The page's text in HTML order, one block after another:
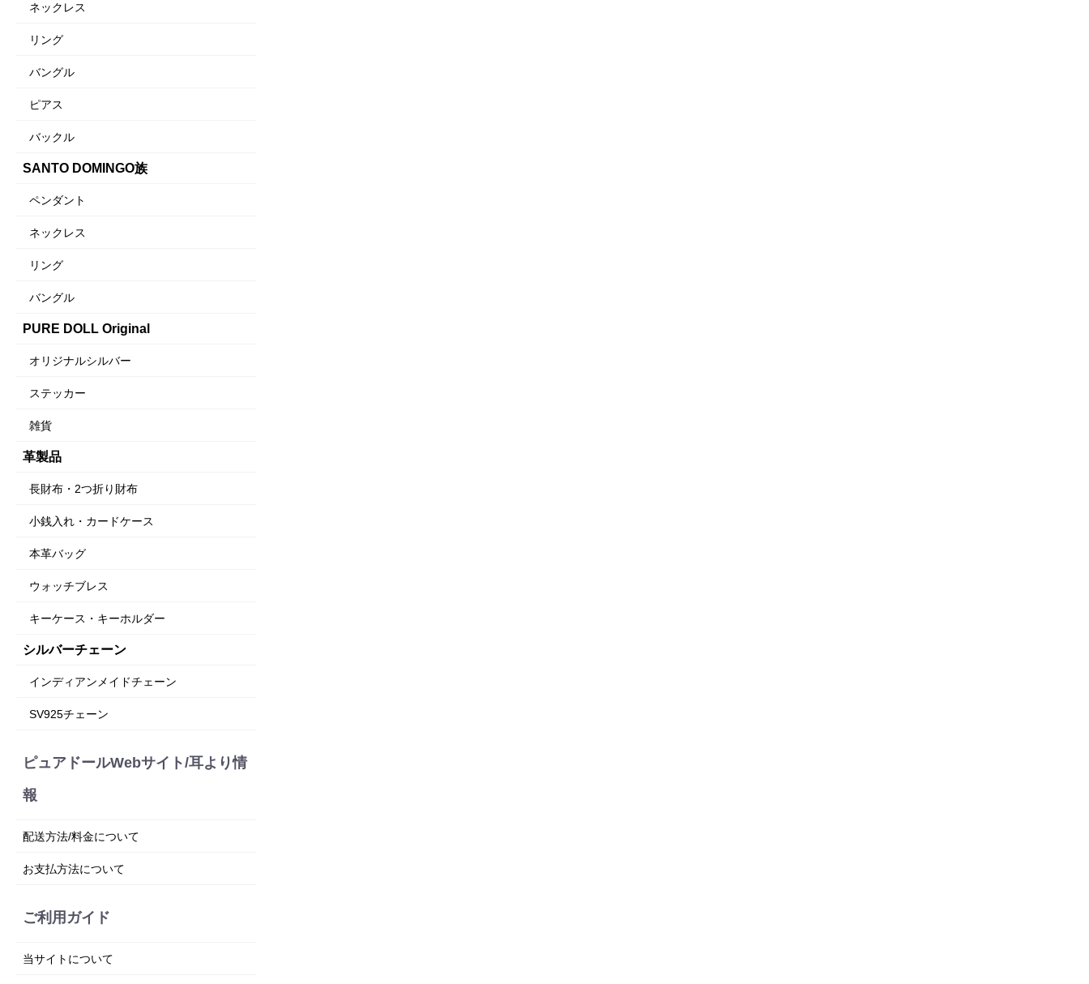
ネックレス
リング
バングル
ピアス
バックル
SANTO DOMINGO族
ペンダント
ネックレス
リング
バングル
PURE DOLL Original
オリジナルシルバー
ステッカー
雑貨
革製品
長財布・2つ折り財布
小銭入れ・カードケース
本革バッグ
ウォッチブレス
キーケース・キーホルダー
シルバーチェーン
インディアンメイドチェーン
SV925チェーン
ピュアドールWebサイト/耳より情
報
配送方法/料金について
お支払方法について
ご利用ガイド
当サイトについて